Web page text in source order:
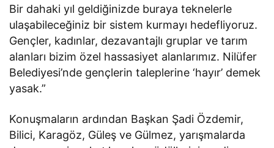
Bir dahaki yıl geldiğinizde buraya teknelerle
ulaşabileceğiniz bir sistem kurmayı hedefliyoruz.
Gençler, kadınlar, dezavantajlı gruplar ve tarım
alanları bizim özel hassasiyet alanlarımız. Nilüfer
Belediyesi’nde gençlerin taleplerine ‘hayır’ demek
yasak.”
Konuşmaların ardından Başkan Şadi Özdemir,
Bilici, Karagöz, Güleş ve Gülmez, yarışmalarda